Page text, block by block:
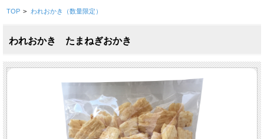
TOP > われおかき（数量限定）
われおかき たまねぎおかき